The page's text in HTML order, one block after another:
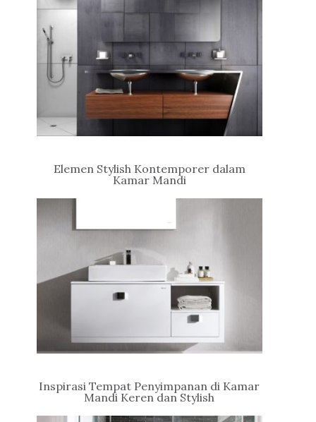
Elemen Stylish Kontemporer dalam
Kamar Mandi
Inspirasi Tempat Penyimpanan di Kamar
Mandi Keren dan Stylish